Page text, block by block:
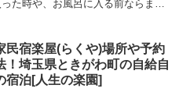
った時や、お風呂に入る前ならまだ
いうことは避けたいですよね。脱衣
狭いので、出来るだ...
民宿楽屋(らくや)場所や予約
！埼玉県ときがわ町の自給自
宿泊[人生の楽園]